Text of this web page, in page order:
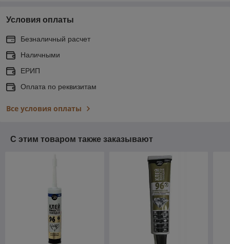
Условия оплаты
Безналичный расчет
Наличными
ЕРИП
Оплата по реквизитам
Все условия оплаты
С этим товаром также заказывают